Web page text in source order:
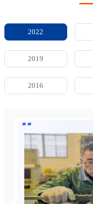
2022
2019
2016